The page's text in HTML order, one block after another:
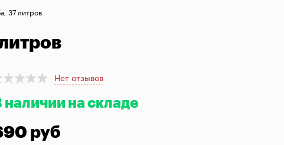
37 литров
Нет отзывов
наличии на складе
руб